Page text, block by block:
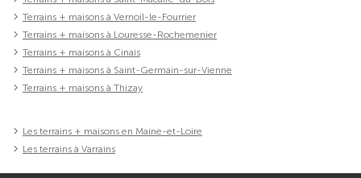
Terrains + maisons à Vernoil-le-Fourrier
Terrains + maisons à Louresse-Rochemenier
Terrains + maisons à Cinais
Terrains + maisons à Saint-Germain-sur-Vienne
Terrains + maisons à Thizay
Les terrains + maisons en Maine-et-Loire
Les terrains à Varrains